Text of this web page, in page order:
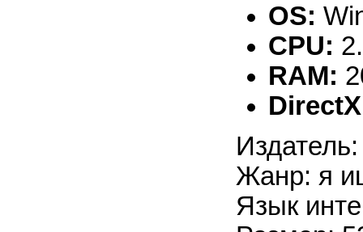
OS:
CPU:
RAM:
Жанр: я
Язык